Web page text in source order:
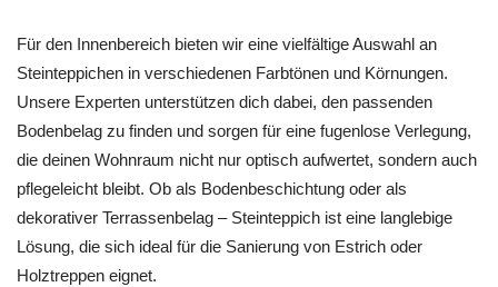
Für den Innenbereich bieten wir eine vielfältige Auswahl an
Steinteppichen in verschiedenen Farbtönen und Körnungen.
Unsere Experten unterstützen dich dabei, den passenden
Bodenbelag zu finden und sorgen für eine fugenlose Verlegung,
die deinen Wohnraum nicht nur optisch aufwertet, sondern auch
pflegeleicht bleibt. Ob als Bodenbeschichtung oder als
dekorativer Terrassenbelag – Steinteppich ist eine langlebige
Lösung, die sich ideal für die Sanierung von Estrich oder
Holztreppen eignet.